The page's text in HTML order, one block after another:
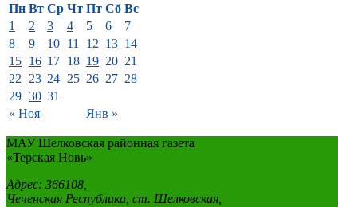
Пн Вт Ср Чт Пт Сб Вс
« Ноя Янв »
1 2 3 4 5 6
7
8
9 10 11 12 13 14
15 16 17 18 19 20 21
22
23 24 25 26 27 28
29 30 31
МАУ Шелковская районная газета
«Терская Новь»
Адрес: 366108,
Чеченская Республика, ст. Шелковская,